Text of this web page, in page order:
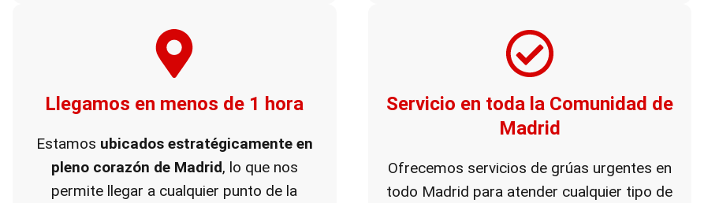
Llegamos en menos de 1 hora
Estamos ubicados estratégicamente en
pleno corazón de Madrid, lo que nos
permite llegar a cualquier punto de la
Servicio en toda la Comunidad de
Madrid
Ofrecemos servicios de grúas urgentes en
todo Madrid para atender cualquier tipo de